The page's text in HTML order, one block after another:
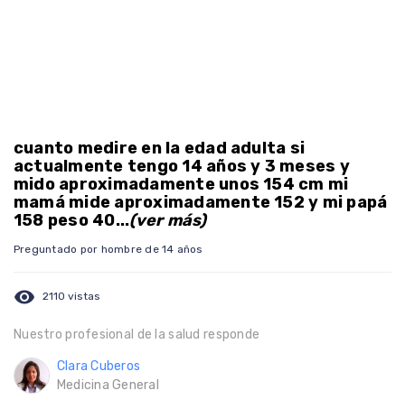
cuanto medire en la edad adulta si
actualmente tengo 14 años y 3 meses y
mido aproximadamente unos 154 cm mi
mamá mide aproximadamente 152 y mi papá
158 peso 40...(ver más)
Preguntado por hombre de 14 años
visibility 2110 vistas
Nuestro profesional de la salud responde
Clara Cuberos
Medicina General